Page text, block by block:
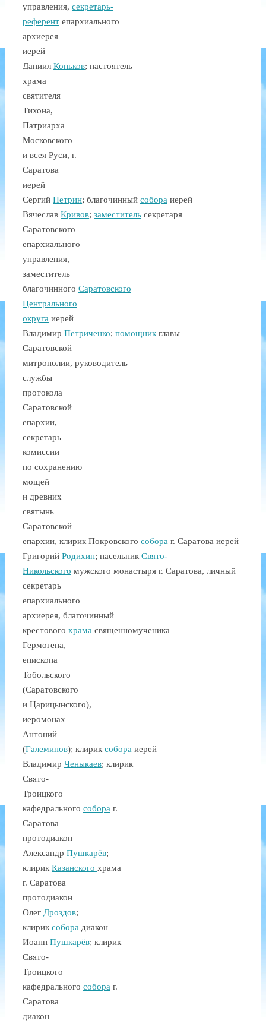
управления, секретарь-
референт епархиального
архиерея
иерей
Даниил Коньков; настоятель
храма
святителя
Тихона,
Патриарха
Московского
и всея Руси, г.
Саратова
иерей
Сергий Петрин; благочинный собора иерей
Вячеслав Кривов; заместитель секретаря
Саратовского
епархиального
управления,
заместитель
благочинного Саратовского
Центрального
округа иерей
Владимир Петриченко; помощник главы
Саратовской
митрополии, руководитель
службы
протокола
Саратовской
епархии,
секретарь
комиссии
по сохранению
мощей
и древних
святынь
Саратовской
епархии, клирик Покровского собора г. Саратова иерей
Григорий Родихин; насельник Свято-
Никольского мужского монастыря г. Саратова, личный
секретарь
епархиального
архиерея, благочинный
крестового храма священномученика
Гермогена,
епископа
Тобольского
(Саратовского
и Царицынского),
иеромонах
Антоний
(Галеминов); клирик собора иерей
Владимир Ченыкаев; клирик
Свято-
Троицкого
кафедрального собора г.
Саратова
протодиакон
Александр Пушкарёв;
клирик Казанского храма
г. Саратова
протодиакон
Олег Дроздов;
клирик собора диакон
Иоанн Пушкарёв; клирик
Свято-
Троицкого
кафедрального собора г.
Саратова
диакон